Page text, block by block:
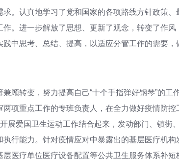
。认真地学习了党和国家的各项路线方针政策、
。进一步解放了思想、更新了观念，转变了作风
中思考、总结、提高，以适应分管工作的需要，
顾转变，努力提高自己“十个手指弹好钢琴”的工
项重点工作的专班负责人，在全力做好疫情防控
展爱国卫生运动工作结合起来，发动部门、镇街
行能力。针对疫情应对中暴露出的基层医疗机构
医疗单位医疗设备配置等公共卫生服务体系补短